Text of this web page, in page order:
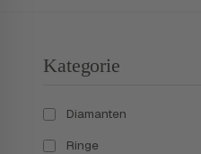
Kategorie
Diamanten
Ringe